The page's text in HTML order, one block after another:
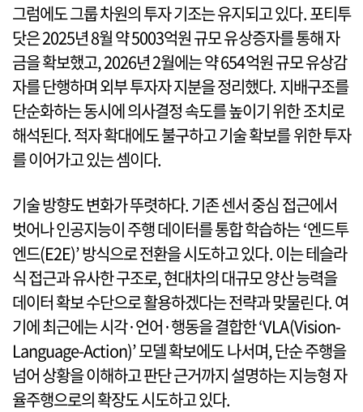
그럼에도 그룹 차원의 투자 기조는 유지되고 있다. 포티투
닷은 2025년 8월 약 5003억원 규모 유상증자를 통해 자
금을 확보했고, 2026년 2월에는 약 654억원 규모 유상감
자를 단행하며 외부 투자자 지분을 정리했다. 지배구조를
단순화하는 동시에 의사결정 속도를 높이기 위한 조치로
해석된다. 적자 확대에도 불구하고 기술 확보를 위한 투자
를 이어가고 있는 셈이다.
기술 방향도 변화가 뚜렷하다. 기존 센서 중심 접근에서
벗어나 인공지능이 주행 데이터를 통합 학습하는 ‘엔드투
엔드(E2E)’ 방식으로 전환을 시도하고 있다. 이는 테슬라
식 접근과 유사한 구조로, 현대차의 대규모 양산 능력을
데이터 확보 수단으로 활용하겠다는 전략과 맞물린다. 여
기에 최근에는 시각·언어·행동을 결합한 ‘VLA(Vision-
Language-Action)’ 모델 확보에도 나서며, 단순 주행을
넘어 상황을 이해하고 판단 근거까지 설명하는 지능형 자
율주행으로의 확장도 시도하고 있다.